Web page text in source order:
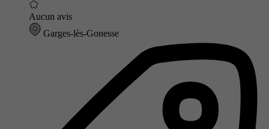
Aucun avis
Garges-lès-Gonesse